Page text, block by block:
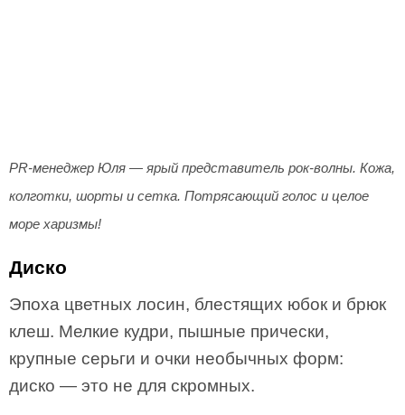
PR-менеджер Юля — ярый представитель рок-волны. Кожа,
колготки, шорты и сетка. Потрясающий голос и целое
море харизмы!
Диско
Эпоха цветных лосин, блестящих юбок и брюк
клеш. Мелкие кудри, пышные прически,
крупные серьги и очки необычных форм:
диско — это не для скромных.